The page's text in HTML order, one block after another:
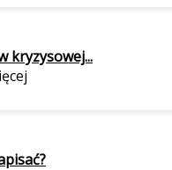
kryzysowej...